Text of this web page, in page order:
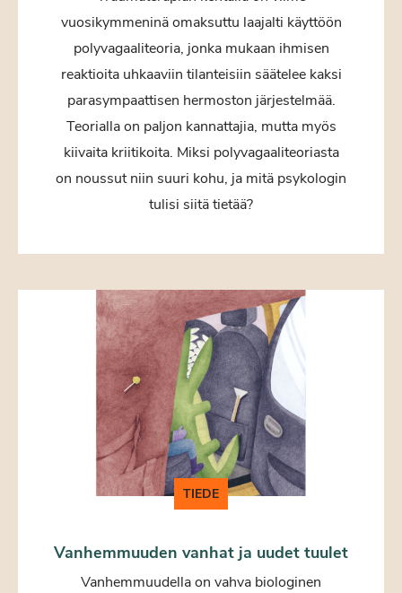
vuosikymmeninä omaksuttu laajalti käyttöön
polyvagaaliteoria, jonka mukaan ihmisen
reaktioita uhkaaviin tilanteisiin säätelee kaksi
parasympaattisen hermoston järjestelmää.
Teorialla on paljon kannattajia, mutta myös
kiivaita kriitikoita. Miksi polyvagaaliteoriasta
on noussut niin suuri kohu, ja mitä psykologin
tulisi siitä tietää?
TIEDE
Vanhemmuuden vanhat ja uudet tuulet
Vanhemmuudella on vahva biologinen